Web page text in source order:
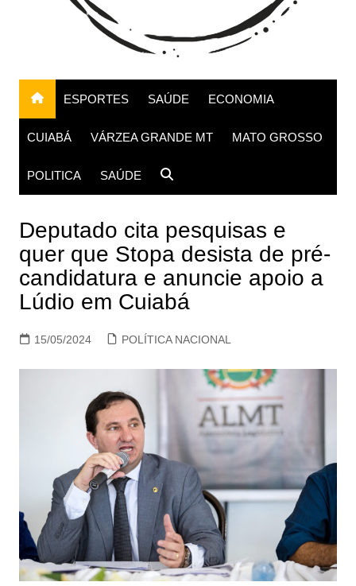
ESPORTES SAÚDE ECONOMIA
CUIABÁ VÁRZEA GRANDE MT MATO GROSSO
POLITICA SAÚDE
Deputado cita pesquisas e
quer que Stopa desista de pré-
candidatura e anuncie apoio a
Lúdio em Cuiabá
15/05/2024 POLÍTICA NACIONAL